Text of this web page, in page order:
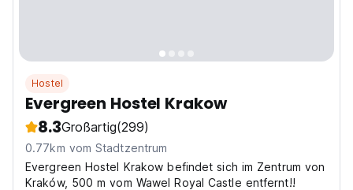
Hostel
Evergreen Hostel Krakow
8.3Großartig(299)
0.77km vom Stadtzentrum
Evergreen Hostel Krakow befindet sich im Zentrum von
Kraków, 500 m vom Wawel Royal Castle entfernt!!